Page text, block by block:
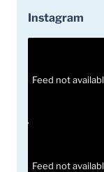
Instagram
Feed not
Feed not